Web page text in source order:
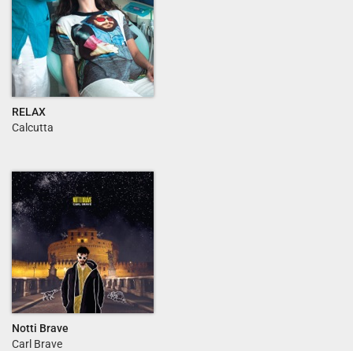
RELAX
Calcutta
Notti Brave
Carl Brave